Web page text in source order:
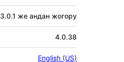
3.0.1 же андан жогору
4.0.38
English (US)